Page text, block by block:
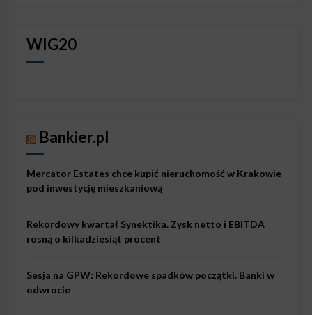
WIG20
Bankier.pl
Mercator Estates chce kupić nieruchomość w Krakowie
pod inwestycję mieszkaniową
Rekordowy kwartał Synektika. Zysk netto i EBITDA
rosną o kilkadziesiąt procent
Sesja na GPW: Rekordowe spadków początki. Banki w
odwrocie